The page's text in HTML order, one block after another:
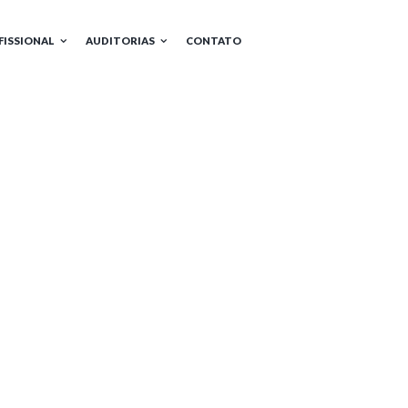
AUDITORIAS CONTATO